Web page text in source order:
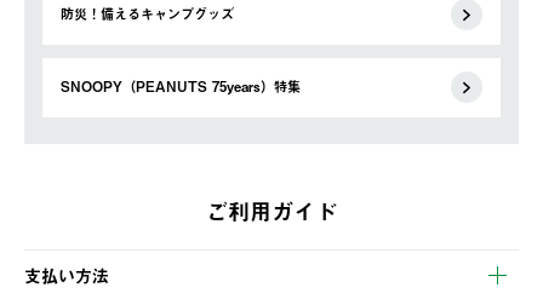
防災！備えるキャンプグッズ
SNOOPY（PEANUTS 75years）特集
ご利用ガイド
支払い方法